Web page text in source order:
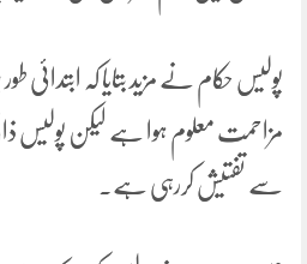
پولیس حکام نے مزید بتایا کہ ابتدائی
مزاحمت معلوم ہوا ہے لیکن پولیس
سے تفتیش کررہی ہے۔